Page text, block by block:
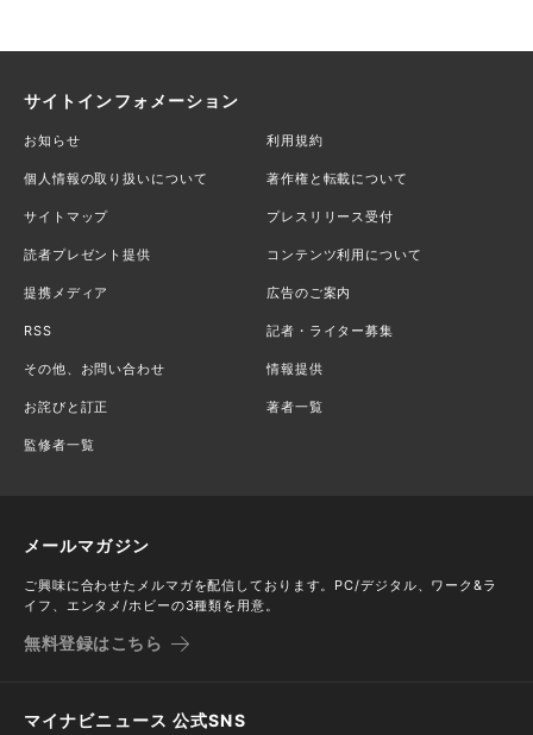
サイトインフォメーション
お知らせ 利用規約
個人情報の取り扱いについて 著作権と転載について
サイトマップ プレスリリース受付
読者プレゼント提供 コンテンツ利用について
提携メディア 広告のご案内
RSS 記者・ライター募集
その他、お問い合わせ 情報提供
お詫びと訂正 著者一覧
監修者一覧
メールマガジン
ご興味に合わせたメルマガを配信しております。PC/デジタル、ワーク&ラ
イフ、エンタメ/ホビーの3種類を用意。
無料登録はこちら
マイナビニュース 公式SNS